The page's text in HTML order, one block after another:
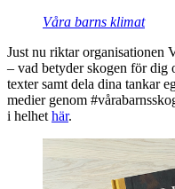
Våra barns klimat
Just nu riktar organisationen
– vad betyder skogen för dig
texter samt dela dina tankar
medier genom
i helhet här.